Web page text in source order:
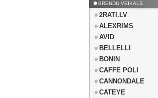
BRENDU VEIKALS
2RATI.LV
ALEXRIMS
AVID
BELLELLI
BONIN
CAFFE POLI
CANNONDALE
CATEYE